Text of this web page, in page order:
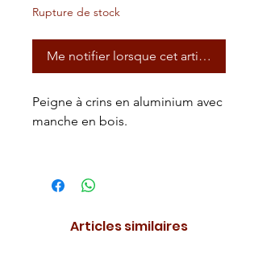
Rupture de stock
Me notifier lorsque cet article est
Peigne à crins en aluminium avec
manche en bois.
Articles similaires